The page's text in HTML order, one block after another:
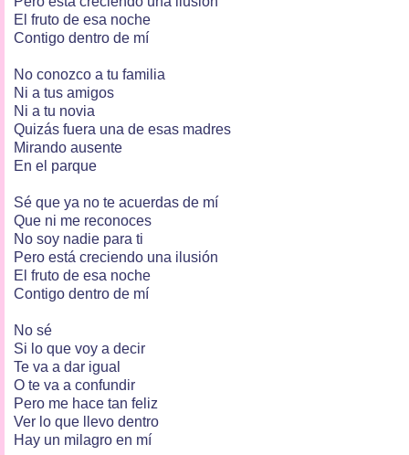
El fruto de esa noche
Contigo dentro de mí
No conozco a tu familia
Ni a tus amigos
Ni a tu novia
Quizás fuera una de esas madres
Mirando ausente
En el parque
Sé que ya no te acuerdas de mí
Que ni me reconoces
No soy nadie para ti
Pero está creciendo una ilusión
El fruto de esa noche
Contigo dentro de mí
No sé
Si lo que voy a decir
Te va a dar igual
O te va a confundir
Pero me hace tan feliz
Ver lo que llevo dentro
Hay un milagro en mí